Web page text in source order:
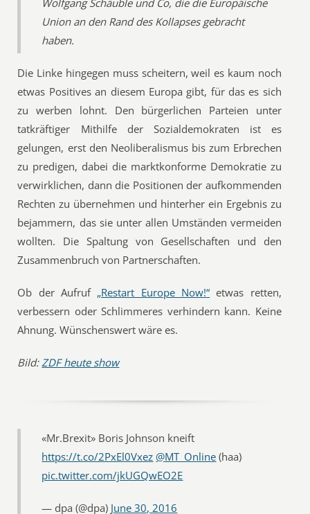
Wolfgang Schäuble und Co, die die Europäische
Union an den Rand des Kollapses gebracht
haben.
Die Linke hingegen muss scheitern, weil es kaum noch
etwas Positives an diesem Europa gibt, für das es sich
zu werben lohnt. Den bürgerlichen Parteien unter
tatkräftiger Mithilfe der Sozialdemokraten ist es
gelungen, erst den Neoliberalismus bis zum Erbrechen
zu predigen, dabei die marktkonforme Demokratie zu
verwirklichen, dann die Positionen der aufkommenden
Rechten zu übernehmen und hinterher ein Ergebnis zu
bejammern, das sie unter allen Umständen vermeiden
wollten. Die Spaltung von Gesellschaften und den
Zusammenbruch von Partnerschaften.
Ob der Aufruf „Restart Europe Now!“ etwas retten,
verbessern oder Schlimmeres verhindern kann. Keine
Ahnung. Wünschenswert wäre es.
Bild:ZDF heute show
«Mr.Brexit» Boris Johnson kneift
https://t.co/2PxEl0Vxez @MT_Online (haa)
pic.twitter.com/jkUGQwEO2E
— dpa (@dpa) June 30, 2016